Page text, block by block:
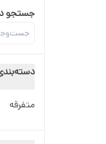
جستجو
متفرقه